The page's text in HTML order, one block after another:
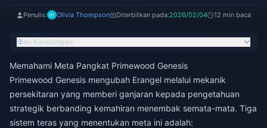
Penulis: Olivia Thompson Diterbitkan pada:2026/02/04 12 min baca
Isi Kandungan
Memahami Meta Pangkat Primewood Genesis
Primewood Genesis mengubah Erangel melalui mekanik
persekitaran yang memberi ganjaran kepada pengetahuan
strategik berbanding kemahiran menembak semata-mata. Tiga
sistem teras yang menentukan meta ini adalah: